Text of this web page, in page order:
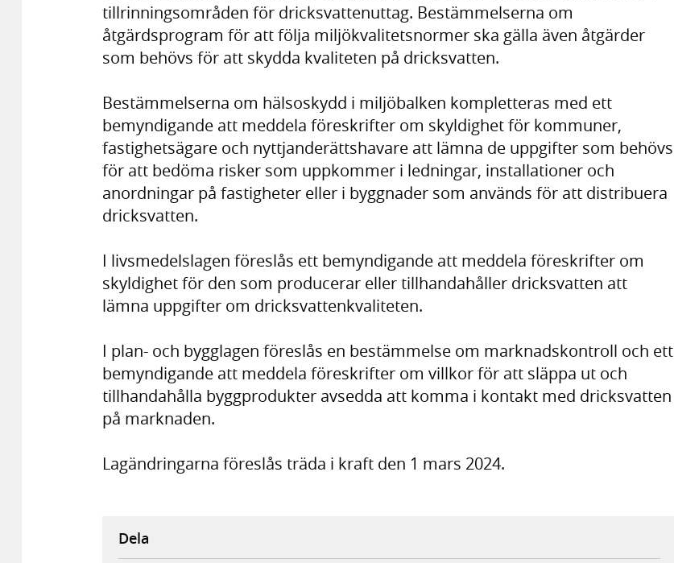
tillrinningsområden för dricksvattenuttag. Bestämmelserna om
åtgärdsprogram för att följa miljökvalitetsnormer ska gälla även åtgärder
som behövs för att skydda kvaliteten på dricksvatten.
Bestämmelserna om hälsoskydd i miljöbalken kompletteras med ett
bemyndigande att meddela föreskrifter om skyldighet för kommuner,
fastighetsägare och nyttjanderättshavare att lämna de uppgifter som behövs
för att bedöma risker som uppkommer i ledningar, installationer och
anordningar på fastigheter eller i byggnader som används för att distribuera
dricksvatten.
I livsmedelslagen föreslås ett bemyndigande att meddela föreskrifter om
skyldighet för den som producerar eller tillhandahåller dricksvatten att
lämna uppgifter om dricksvattenkvaliteten.
I plan- och bygglagen föreslås en bestämmelse om marknadskontroll och ett
bemyndigande att meddela föreskrifter om villkor för att släppa ut och
tillhandahålla byggprodukter avsedda att komma i kontakt med dricksvatten
på marknaden.
Lagändringarna föreslås träda i kraft den 1 mars 2024.
Dela